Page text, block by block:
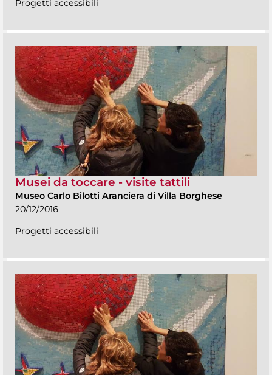
Progetti accessibili
Musei da toccare - visite tattili
Museo Carlo Bilotti Aranciera di Villa Borghese
20/12/2016
Progetti accessibili